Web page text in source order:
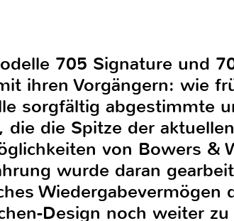
705 Signature und
ihren Vorgängern: wie
sorgfältig abgestimmte
die die Spitze der
von Bowers
wurde daran
Wiedergabevermögen
Design noch weiter